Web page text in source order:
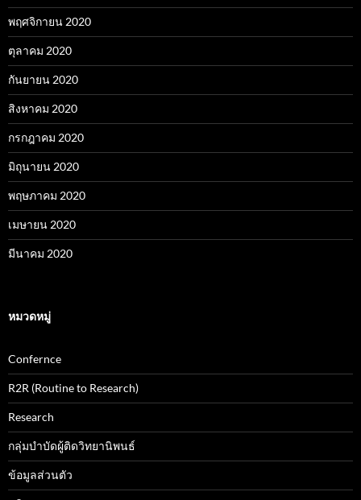
พฤศจิกายน 2020
ตุลาคม 2020
กันยายน 2020
สิงหาคม 2020
กรกฎาคม 2020
มิถุนายน 2020
พฤษภาคม 2020
เมษายน 2020
มีนาคม 2020
หมวดหมู่
Confernce
R2R (Routine to Research)
Research
กลุ่มบำบัดผู้ติดวิทยานิพนธ์
ข้อมูลส่วนตัว